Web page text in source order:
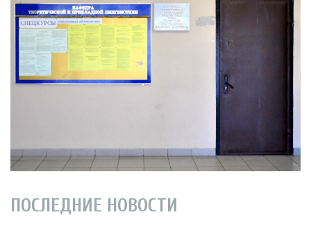
ПОСЛЕДНИЕ НОВОСТИ